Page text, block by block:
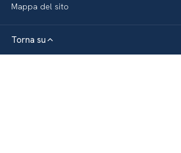
Mappa del sito
Torna su